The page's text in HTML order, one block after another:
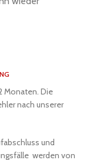
Monaten. Die
nach unserer
und
werden von